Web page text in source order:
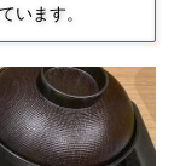
います。